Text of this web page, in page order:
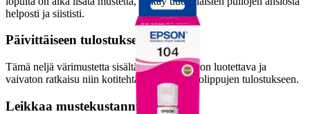
helposti ja siististi.
Päivittäiseen tulostukseen
Tämä neljä värimustetta sisältävä mustesarja on luotettava ja
vaivaton ratkaisu niin kotitehtävien kuin lentolippujen tulostukseen.
Leikkaa mustekustannuksia